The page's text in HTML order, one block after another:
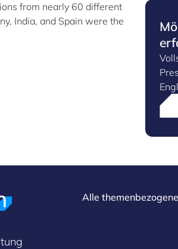
from nearly 60 different
India, and Spain were the
Alle